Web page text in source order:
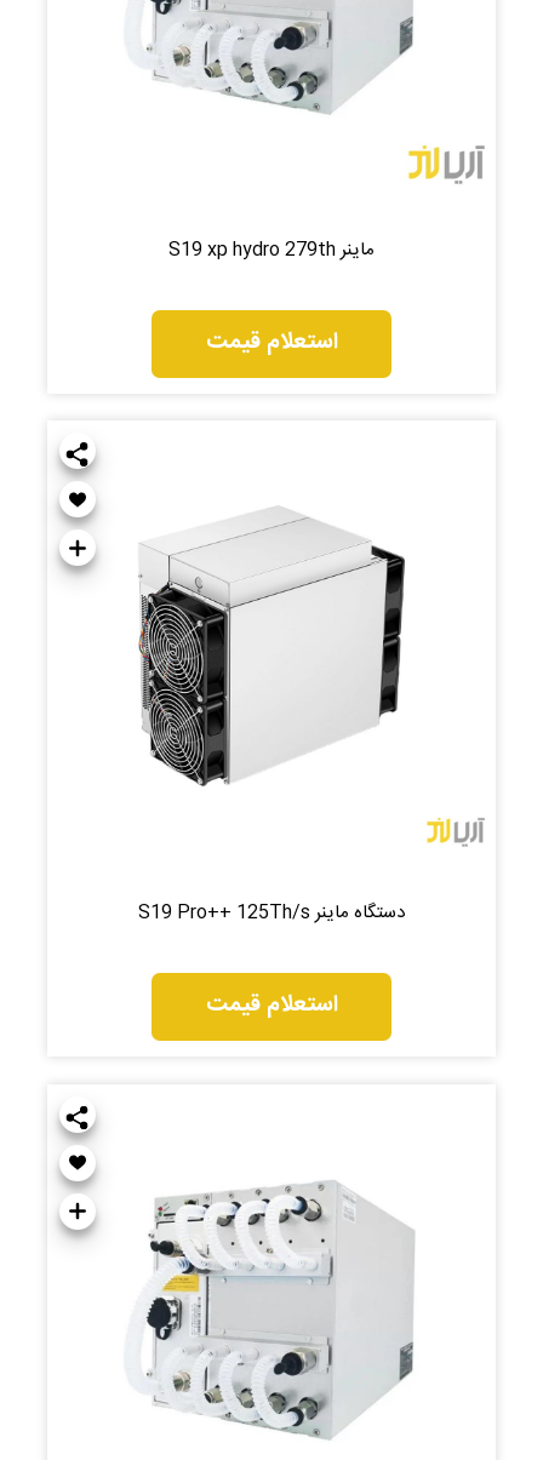
ماینر S19 xp hydro 279th
استعلام قیمت
دستگاه ماینر S19 Pro++ 125Th/s
استعلام قیمت